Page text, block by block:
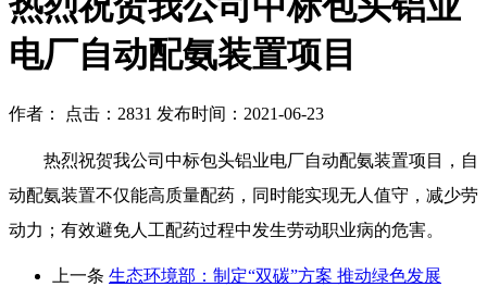
电厂自动配氨装置项目
作者： 点击：2831 发布时间：2021-06-23
热烈祝贺我公司中标包头铝业电厂自动配氨装置项目，自
动配氨装置不仅能高质量配药，同时能实现无人值守，减少劳
动力；有效避免人工配药过程中发生劳动职业病的危害。
上一条 生态环境部：制定“双碳”方案 推动绿色发展